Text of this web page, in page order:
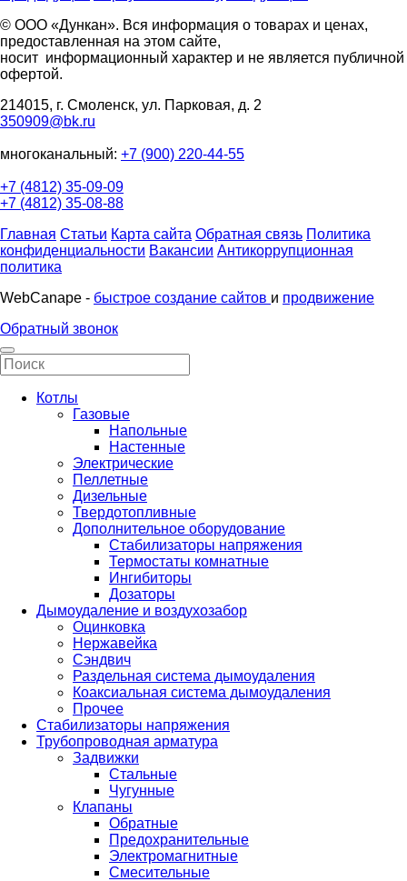
© ООО «Дункан». Вся информация о товарах и ценах,
предоставленная на этом сайте,
носит информационный характер и не является публичной
офертой.
214015, г. Смоленск, ул. Парковая, д. 2
350909@bk.ru
многоканальный: +7 (900) 220-44-55
+7 (4812) 35-09-09
+7 (4812) 35-08-88
Главная Статьи Карта сайта Обратная связь Политика
конфиденциальности Вакансии Антикоррупционная
политика
WebCanape - быстрое создание сайтов и продвижение
Обратный звонок
Котлы
Газовые
Напольные
Настенные
Электрические
Пеллетные
Дизельные
Твердотопливные
Дополнительное оборудование
Стабилизаторы напряжения
Термостаты комнатные
Ингибиторы
Дозаторы
Дымоудаление и воздухозабор
Оцинковка
Нержавейка
Сэндвич
Раздельная система дымоудаления
Коаксиальная система дымоудаления
Прочее
Стабилизаторы напряжения
Трубопроводная арматура
Задвижки
Стальные
Чугунные
Клапаны
Обратные
Предохранительные
Электромагнитные
Смесительные